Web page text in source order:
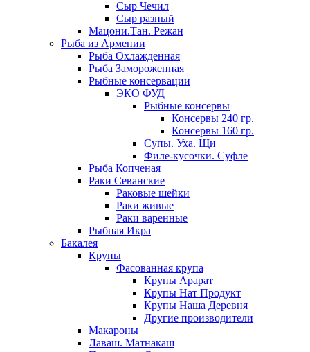
Сыр Чечил
Сыр разный
Мацони.Тан. Режан
Рыба из Армении
Рыба Охлажденная
Рыба Замороженная
Рыбные консервации
ЭКО ФУД
Рыбные консервы
Консервы 240 гр.
Консервы 160 гр.
Супы. Уха. Щи
Филе-кусочки. Суфле
Рыба Копченая
Раки Севанские
Раковые шейки
Раки живые
Раки варенные
Рыбная Икра
Бакалея
Крупы
Фасованная крупа
Крупы Арарат
Крупы Нат Продукт
Крупы Наша Деревня
Другие производители
Макароны
Лаваш. Матнакаш